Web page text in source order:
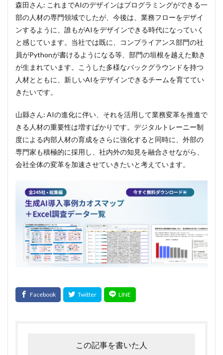
森田さん: これまでAIのデザインはプログラミングができる一
部の人材の専門領域でしたが、今後は、業務フローをデザイ
ンするように、誰もがAIをデザインできる時代になっていく
と感じています。当社では既に、コンプライアンス部門の社
員がPythonが書けるようになる等、部門の垣根を越えた動き
が生まれています。こうした多様なバックグラウンドを持つ
人材とともに、新しいAIをデザインできるチームを育ててい
きたいです。
山縣さん: AIの進化に伴い、それを活用して業務変革を推進で
きる人材の重要性は増すばかりです。デジタルトレーニー制
度による内部人材の育成をさらに強化すると同時に、外部の
専門家も積極的に採用し、社内外の知見を融合させながら、
会社全体の変革を加速させていきたいと考えています。
この記事を書いた人